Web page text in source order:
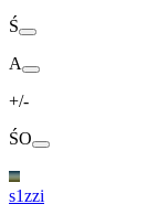
Ś
A
+/-
ŚO
s1zzi